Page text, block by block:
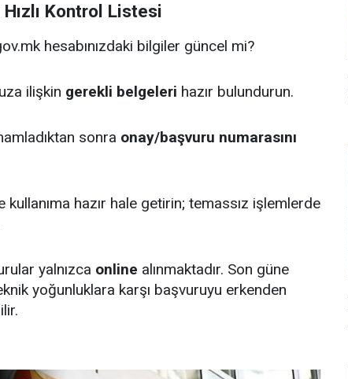
Kontrol Listesi
hesabınızdaki bilgiler güncel mi?
ilişkin gerekli belgeleri hazır bulundurun.
sonra onay/başvuru numarasını
kullanıma hazır hale getirin; temassız işlemlerde
yalnızca online alınmaktadır. Son güne
yoğunluklara karşı başvuruyu erkenden